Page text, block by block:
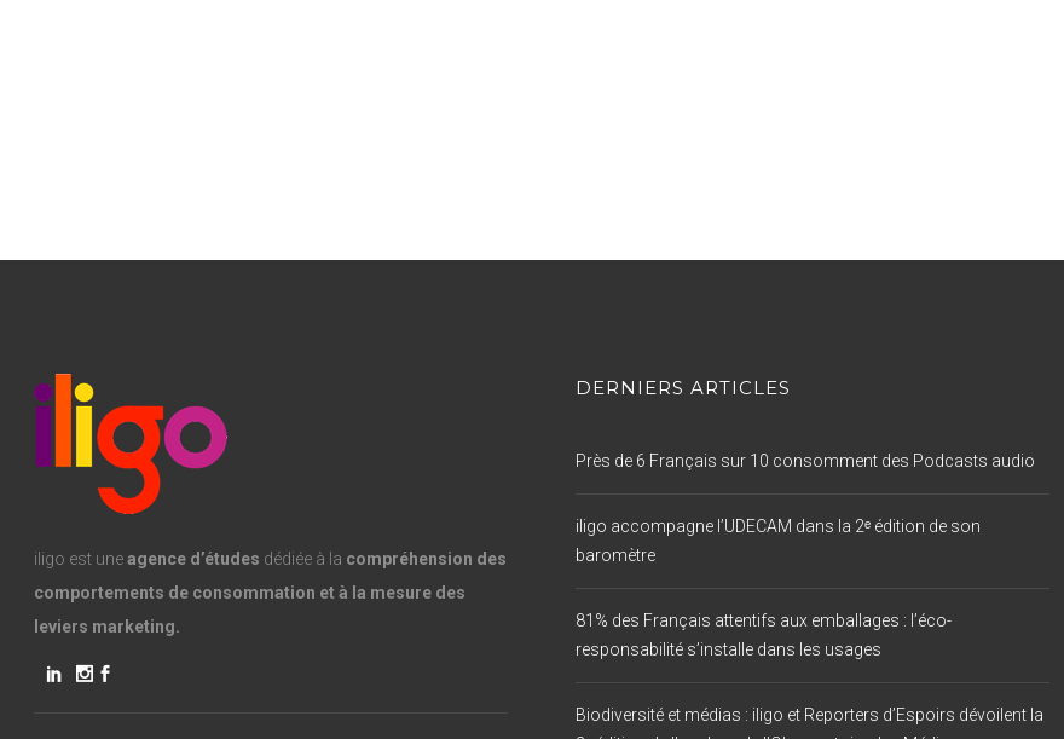
iligo est uneagence d’études dédiée à la compréhension des
comportements de consommation et à la mesure des
leviers marketing.
DERNIERS ARTICLES
Près de 6 Français sur 10 consomment des Podcasts audio
iligo accompagne l’UDECAM dans la 2ᵉ édition de son
baromètre
81% des Français attentifs aux emballages : l’éco-
responsabilité s’installe dans les usages
Biodiversité et médias : iligo et Reporters d’Espoirs dévoilent la